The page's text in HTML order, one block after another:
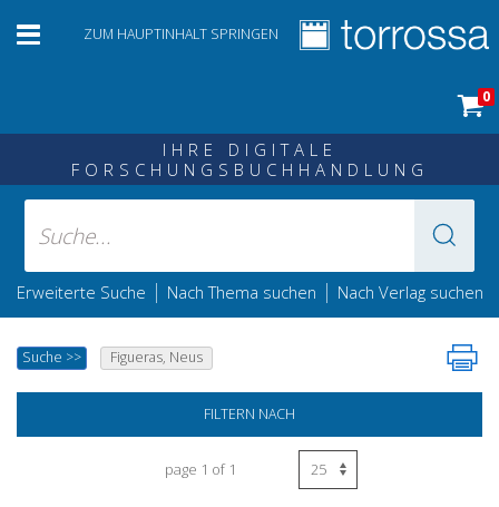
ZUM HAUPTINHALT SPRINGEN
0
IHRE DIGITALE
FORSCHUNGSBUCHHANDLUNG
Erweiterte Suche | Nach Thema suchen | Nach Verlag suchen
Suche >> Figueras, Neus
FILTERN NACH
page 1 of 1